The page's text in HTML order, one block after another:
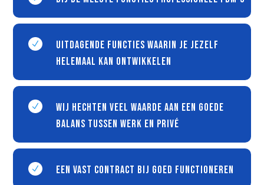
N
Uitdagende functies waarin je jezelf
helemaal kan ontwikkelen
N
Wij hechten veel waarde aan een goede
balans tussen werk en privé
N Een vast contract bij goed functioneren